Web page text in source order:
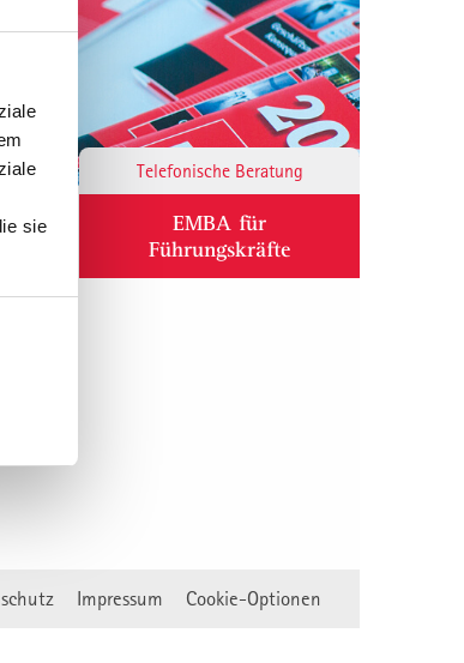
sie
Telefonische Beratung
EMBA für
Führungskräfte
Impressum Cookie-Optionen